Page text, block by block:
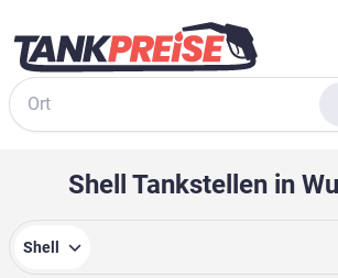
Suche
Shell Tankstellen in
Shell